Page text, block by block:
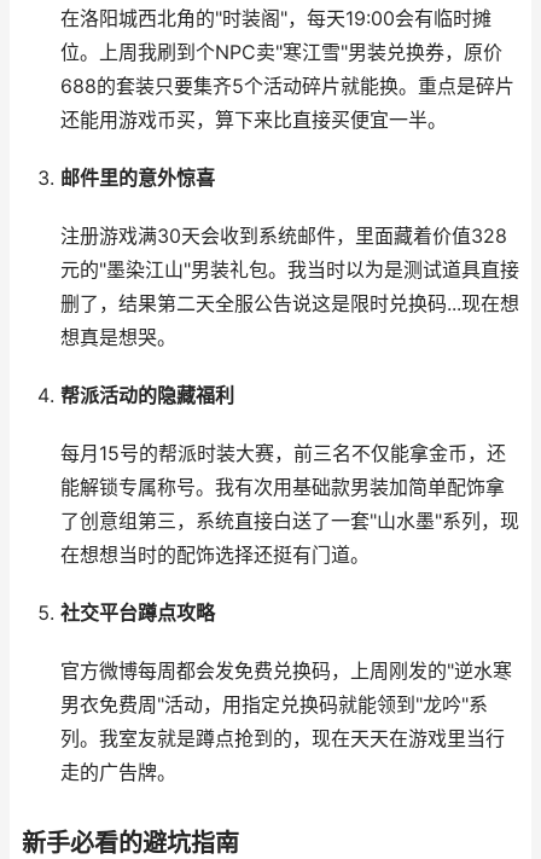
在洛阳城西北角的"时装阁"，每天19:00会有临时摊
位。上周我刷到个NPC卖"寒江雪"男装兑换券，原价
688的套装只要集齐5个活动碎片就能换。重点是碎片
还能用游戏币买，算下来比直接买便宜一半。
邮件里的意外惊喜
注册游戏满30天会收到系统邮件，里面藏着价值328
元的"墨染江山"男装礼包。我当时以为是测试道具直接
删了，结果第二天全服公告说这是限时兑换码...现在想
想真是想哭。
帮派活动的隐藏福利
每月15号的帮派时装大赛，前三名不仅能拿金币，还
能解锁专属称号。我有次用基础款男装加简单配饰拿
了创意组第三，系统直接白送了一套"山水墨"系列，现
在想想当时的配饰选择还挺有门道。
社交平台蹲点攻略
官方微博每周都会发免费兑换码，上周刚发的"逆水寒
男衣免费周"活动，用指定兑换码就能领到"龙吟"系
列。我室友就是蹲点抢到的，现在天天在游戏里当行
走的广告牌。
新手必看的避坑指南